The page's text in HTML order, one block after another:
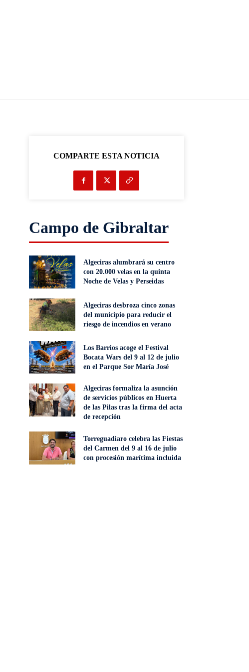
COMPARTE ESTA NOTICIA
Campo de Gibraltar
Algeciras alumbrará su centro
con 20.000 velas en la quinta
Noche de Velas y Perseidas
Algeciras desbroza cinco zonas
del municipio para reducir el
riesgo de incendios en verano
Los Barrios acoge el Festival
Bocata Wars del 9 al 12 de julio
en el Parque Sor María José
Algeciras formaliza la asunción
de servicios públicos en Huerta
de las Pilas tras la firma del acta
de recepción
Torreguadiaro celebra las Fiestas
del Carmen del 9 al 16 de julio
con procesión marítima incluida